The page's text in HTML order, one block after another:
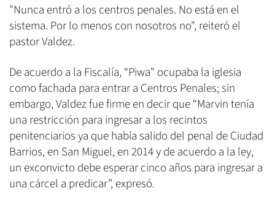
"Nunca entró a los centros penales. No está en el
sistema. Por lo menos con nosotros no", reiteró el
pastor Valdez.
De acuerdo a la Fiscalía, “Piwa" ocupaba la iglesia
como fachada para entrar a Centros Penales; sin
embargo, Valdez fue firme en decir que “Marvin tenía
una restricción para ingresar a los recintos
penitenciarios ya que había salido del penal de Ciudad
Barrios, en San Miguel, en 2014 y de acuerdo a la ley,
un exconvicto debe esperar cinco años para ingresar a
una cárcel a predicar”, expresó.